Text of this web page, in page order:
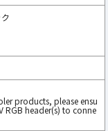
products, please ensu
header(s) to conne